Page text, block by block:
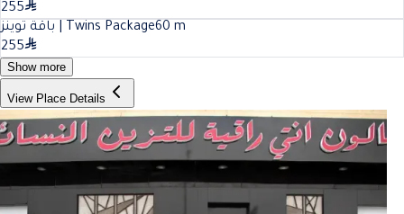
255
باقة توينز | Twins Package60 m
255
Show more
View Place Details